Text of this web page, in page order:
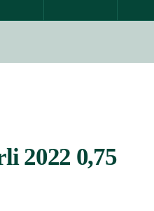
2022 0,75